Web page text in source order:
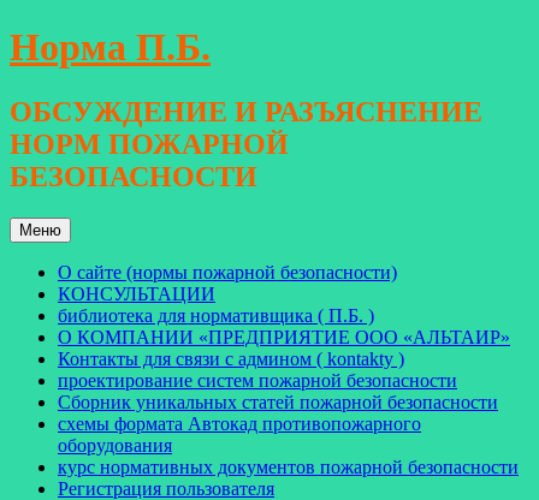
Перейти
к
Норма П.Б.
ОБСУЖДЕНИЕ И РАЗЪЯСНЕНИЕ
НОРМ ПОЖАРНОЙ
БЕЗОПАСНОСТИ
Меню
О сайте (нормы пожарной безопасности)
КОНСУЛЬТАЦИИ
библиотека для нормативщика ( П.Б. )
О КОМПАНИИ «ПРЕДПРИЯТИЕ ООО «АЛЬТАИР»
Контакты для связи с админом ( kontakty )
проектирование систем пожарной безопасности
Сборник уникальных статей пожарной безопасности
схемы формата Автокад противопожарного
оборудования
курс нормативных документов пожарной безопасности
Регистрация пользователя